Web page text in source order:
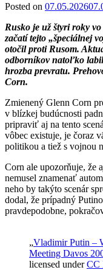
Posted on 07.05.2026
Rusko je už štyri roky
začatí tejto „špeciálnej
otočil proti Rusom.
odborníkov natoľko
hrozba prevratu.
Corn.
Zmienený Glenn Corn
v blízkej budúcnosti
pripraviť aj na tento
vôbec existuje, je čoraz
politikou a tiež s vojnou
Corn ale upozorňuje, že
nemusel znamenať
neho by takýto scenár
dodal, že prípadný
pravdepodobne,
„Vladimir Putin –
Meeting Davos
licensed underCC